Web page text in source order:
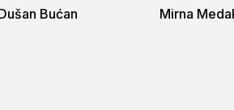
Bućan
Mirna